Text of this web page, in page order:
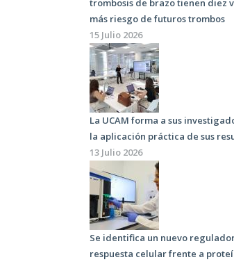
trombosis de brazo tienen diez
más riesgo de futuros trombos
15 Julio 2026
La UCAM forma a sus
la aplicación práctica de sus
13 Julio 2026
Se identifica un nuevo
respuesta celular frente a